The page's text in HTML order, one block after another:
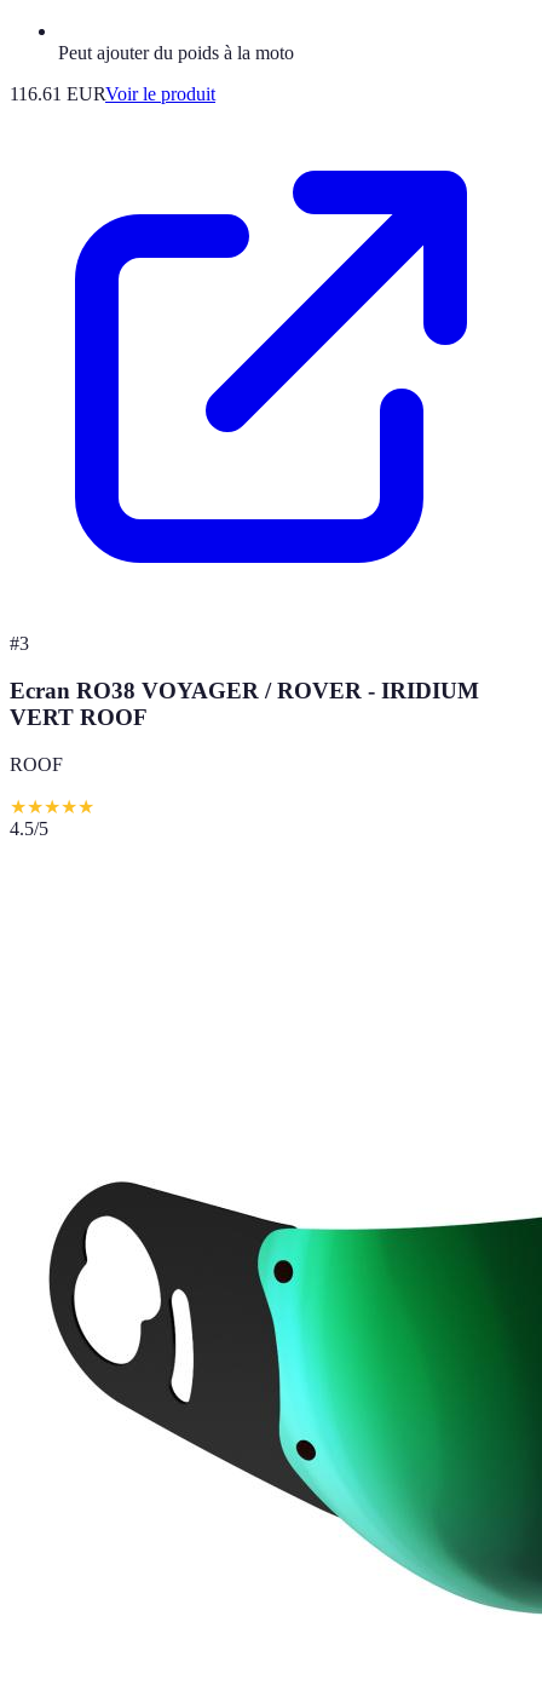
Peut ajouter du poids à la moto
116.61 EURVoir le produit
#3
Ecran RO38 VOYAGER / ROVER - IRIDIUM
VERT ROOF
ROOF
★★★★★
4.5/5